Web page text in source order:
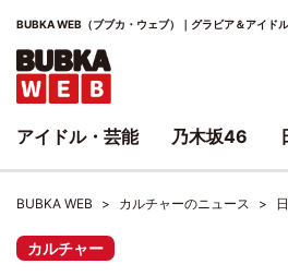
BUBKA WEB（ブブカ・ウェブ）｜グラビア＆アイド
BUBKA WEB カルチャーのニュース
カルチャー
アイドル・芸能 乃木坂46